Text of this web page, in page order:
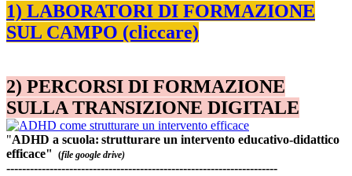
1) LABORATORI DI FORMAZIONE
SUL CAMPO (cliccare)
2) PERCORSI DI FORMAZIONE
SULLA TRANSIZIONE DIGITALE
"ADHD a scuola: strutturare un intervento educativo-didattico
efficace"
(file google drive)
---------------------------------------------------------------------